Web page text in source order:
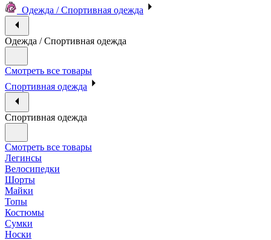
Одежда / Спортивная одежда
Одежда / Спортивная одежда
Смотреть все товары
Спортивная одежда
Спортивная одежда
Смотреть все товары
Легинсы
Велосипедки
Шорты
Майки
Топы
Костюмы
Сумки
Носки